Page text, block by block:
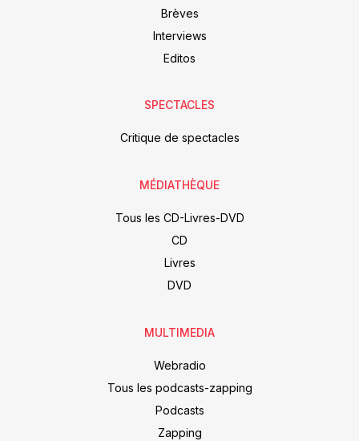
Brèves
Interviews
Editos
SPECTACLES
Critique de spectacles
MÉDIATHÈQUE
Tous les CD-Livres-DVD
CD
Livres
DVD
MULTIMEDIA
Webradio
Tous les podcasts-zapping
Podcasts
Zapping